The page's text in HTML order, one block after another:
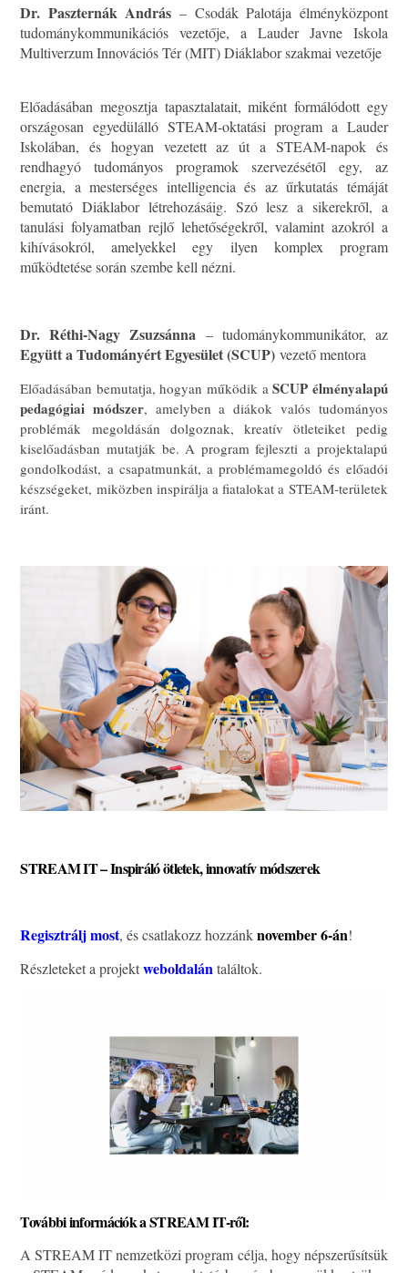
Dr. Paszternák András – Csodák Palotája élményközpont
tudománykommunikációs vezetője, a Lauder Javne Iskola
Multiverzum Innovációs Tér (MIT) Diáklabor szakmai vezetője
Előadásában megosztja tapasztalatait, miként formálódott egy
országosan egyedülálló STEAM-oktatási program a Lauder
Iskolában, és hogyan vezetett az út a STEAM-napok és
rendhagyó tudományos programok szervezésétől egy, az
energia, a mesterséges intelligencia és az űrkutatás témáját
bemutató Diáklabor létrehozásáig. Szó lesz a sikerekről, a
tanulási folyamatban rejlő lehetőségekről, valamint azokról a
kihívásokról, amelyekkel egy ilyen komplex program
működtetése során szembe kell nézni.
Dr. Réthi-Nagy Zsuzsánna – tudománykommunikátor, az
Együtt a Tudományért Egyesület (SCUP) vezető mentora
Előadásában bemutatja, hogyan működik aSCUP élményalapú
pedagógiai módszer, amelyben a diákok valós tudományos
problémák megoldásán dolgoznak, kreatív ötleteiket pedig
kiselőadásban mutatják be. A program fejleszti a projektalapú
gondolkodást, a csapatmunkát, a problémamegoldó és előadói
készségeket, miközben inspirálja a fiatalokat a STEAM-területek
iránt.
STREAM IT – Inspiráló ötletek, innovatív módszerek
Regisztrálj most, és csatlakozz hozzánknovember 6-án!
Részleteket a projektweboldalán találtok.
További információk a STREAM IT-ről:
A STREAM IT nemzetközi program célja, hogy népszerűsítsük